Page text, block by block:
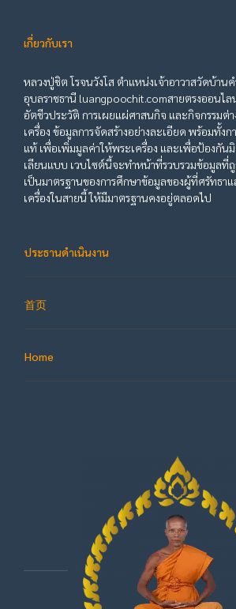
เกี่ยวกับเรา
หลวงปู่ชิต โรจนวังโส ตำแหน่งเจ้าอาวาสวัดบ้าน
อุบลราชธานี luangpoochit.comสายตรงออนไ
อัตชีวประวัติ การเผยแผ่ศาสนกิจ และกิจกรรมต่
เครื่อง ข้อมูลการจัดสร้างอย่างละเอียด พร้อมทั้ง
แท้ เพื่อเพิ่มมูลค่าให้พระเครื่อง และเพื่อป้องกัน
เลียนแบบ เวบไซต์นี้จะทำหน้าที่รวบรวมข้อมูลที่
เป็นมาตรฐานของการศึกษาข้อมูลของผู้ที่ศรัทธา
เครื่องในสายนี้ ให้มีมาตรฐานคงอยู่ตลอดไป
ประธานดำเนินงาน
首页
Home